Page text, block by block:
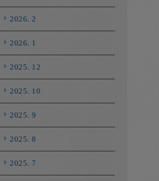
2026. 2
2026. 1
2025. 12
2025. 10
2025. 9
2025. 8
2025. 7